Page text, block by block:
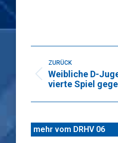
ZURÜCK
Vorheriger
Weibliche D-
vierte Spiel
mehr vom DRHV 06